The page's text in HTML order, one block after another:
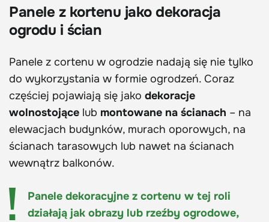
Panele z kortenu jako dekoracja
ogrodu i ścian
Panele z cortenu w ogrodzie nadają się nie tylko
do wykorzystania w formie ogrodzeń. Coraz
częściej pojawiają się jako dekoracje
wolnostojące lub montowane na ścianach – na
elewacjach budynków, murach oporowych, na
ścianach tarasowych lub nawet na ścianach
wewnątrz balkonów.
Panele dekoracyjne z cortenu w tej roli
działają jak obrazy lub rzeźby ogrodowe,